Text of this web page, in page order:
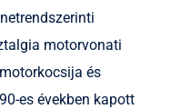
motorvonati
és
es években kapott